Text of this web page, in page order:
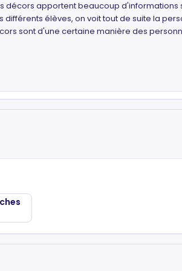
décors apportent beaucoup d'informations
élèves, on voit tout de suite la
sont d'une certaine manière des